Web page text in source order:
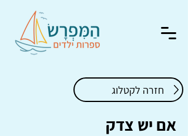
חזרה לקטלוג
אם יש צדק